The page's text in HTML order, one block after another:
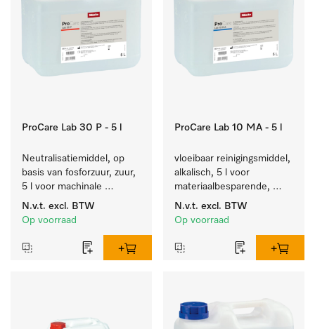
ProCare Lab 30 P - 5 l
Neutralisatiemiddel, op
basis van fosforzuur, zuur,
5 l voor machinale
reiniging van
laboratoriumglaswerk en -
N.v.t. excl. BTW
Op voorraad
ProCare Lab 10 MA - 5 l
vloeibaar reinigingsmiddel,
alkalisch, 5 l voor
materiaalbesparende,
machinale reiniging van
laboratoriumglasw. en -
N.v.t. excl. BTW
Op voorraad